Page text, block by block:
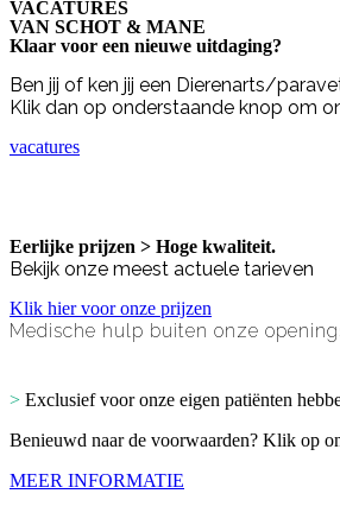
VACATURES
VAN SCHOT & MANE
Klaar voor een nieuwe uitdaging?
Ben jij of ken jij een Dierenarts/
Klik dan op onderstaande knop om
vacatures
Eerlijke prijzen > Hoge kwaliteit.
Bekijk onze meest actuele tarieven
Klik hier voor onze prijzen
Medische hulp buiten onze
> Exclusief voor onze eigen patiënten
Benieuwd naar de voorwaarden? Klik op
MEER INFORMATIE